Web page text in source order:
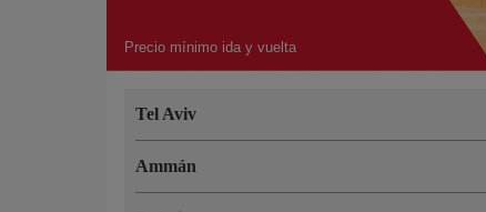
Precio mínimo ida y vuelta
Tel Aviv
Ammán